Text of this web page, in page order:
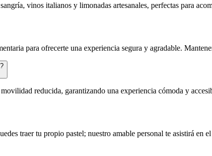
vinos italianos y limonadas artesanales, perfectas para
para ofrecerte una experiencia segura y agradable.
reducida, garantizando una experiencia cómoda y
traer tu propio pastel; nuestro amable personal te asistirá en